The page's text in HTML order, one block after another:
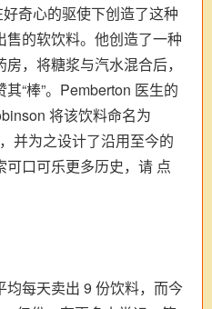
奇心的驱使下创造了这种
售的软饮料。他创造了一种
，将糖浆与汽水混合后，
“棒”。Pemberton 医生的
将该饮料命名为
并为之设计了沿用至今的
口可乐更多历史，请 点
每天卖出 9 份饮料，而今